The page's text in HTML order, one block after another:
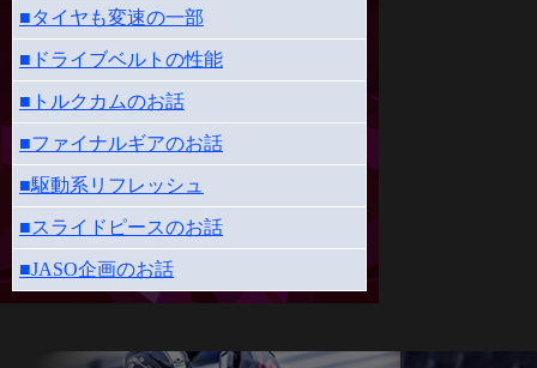
■タイヤも変速の一部
■ドライブベルトの性能
■トルクカムのお話
■ファイナルギアのお話
■駆動系リフレッシュ
■スライドピースのお話
■JASO企画のお話